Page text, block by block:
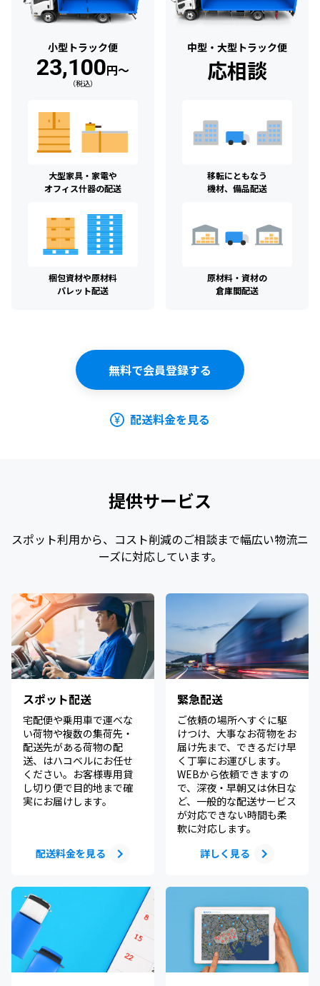
小型トラック便
23,100円〜
（税込）
大型家具・家電や
オフィス什器の配送
梱包資材や原材料
パレット配送
中型・大型トラック便
応相談
移転にともなう
機材、備品配送
原材料・資材の
倉庫間配送
無料で会員登録する
配送料金を見る
提供サービス
スポット利用から、コスト削減のご相談まで幅広い物流ニ
ーズに対応しています。
スポット配送
宅配便や乗用車で運べな
い荷物や複数の集荷先・
配送先がある荷物の配
送、はハコベルにお任せ
ください。お客様専用貸
し切り便で目的地まで確
実にお届けします。
配送料金を見る
緊急配送
ご依頼の場所へすぐに駆
けつけ、大事なお荷物をお
届け先まで、できるだけ早
く丁寧にお運びします。
WEBから依頼できますの
で、深夜・早朝又は休日な
ど、一般的な配送サービス
が対応できない時間も柔
軟に対応します。
詳しく見る